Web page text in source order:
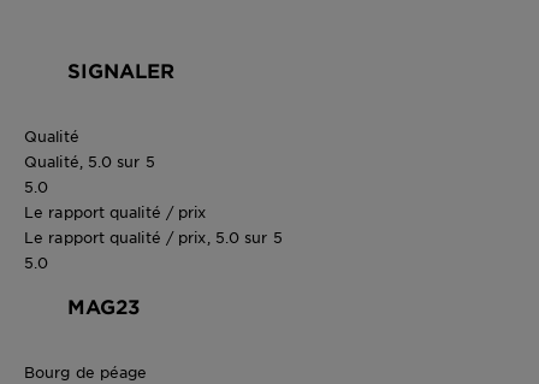
SIGNALER
Qualité
Qualité, 5.0 sur 5
5.0
Le rapport qualité / prix
Le rapport qualité / prix, 5.0 sur 5
5.0
MAG23
Bourg de péage